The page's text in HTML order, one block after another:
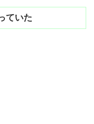
ていた